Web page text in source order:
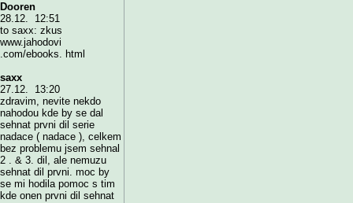
Dooren
28.12. 12:51
to saxx: zkus
www.jahodovi
.com/ebooks. html
saxx
27.12. 13:20
zdravim, nevite nekdo
nahodou kde by se dal
sehnat prvni dil serie
nadace ( nadace ), celkem
bez problemu jsem sehnal
2 . & 3. dil, ale nemuzu
sehnat dil prvni. moc by
se mi hodila pomoc s tim
kde onen prvni dil sehnat